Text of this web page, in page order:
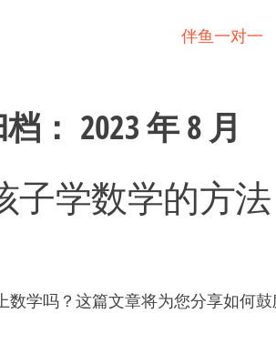
伴鱼一对一
： 2023 年 8 月
子学数学的方
数学吗？这篇文章将为您分享如何鼓